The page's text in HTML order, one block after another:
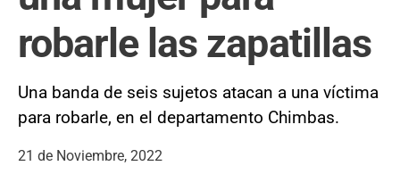
robarle las zapatillas
Una banda de seis sujetos atacan a una víctima
para robarle, en el departamento Chimbas.
21 de Noviembre, 2022